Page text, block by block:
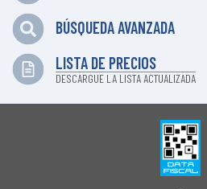
BÚSQUEDA AVANZADA
LISTA DE PRECIOS
DESCARGUE LA LISTA ACTUALIZADA